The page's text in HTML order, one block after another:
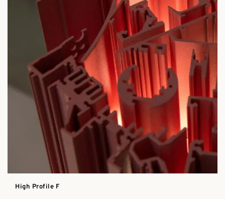
High Profile F